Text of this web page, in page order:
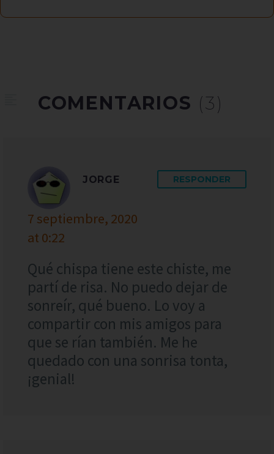
COMENTARIOS (3)
JORGE
7 septiembre, 2020
at 0:22
RESPONDER
Qué chispa tiene este chiste, me
partí de risa. No puedo dejar de
sonreír, qué bueno. Lo voy a
compartir con mis amigos para
que se rían también. Me he
quedado con una sonrisa tonta,
¡genial!